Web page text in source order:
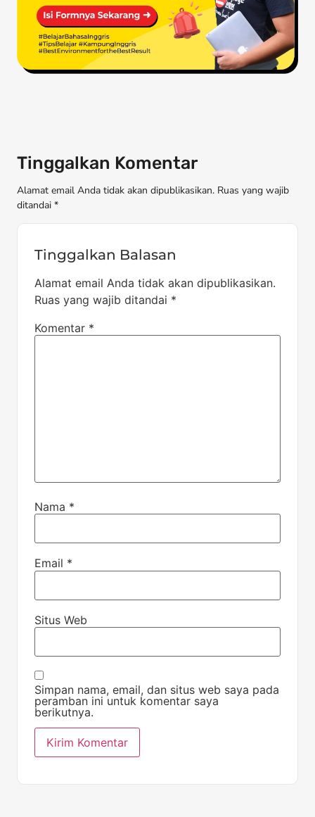
Tinggalkan Komentar
Alamat email Anda tidak akan dipublikasikan. Ruas yang wajib
ditandai *
Tinggalkan Balasan
Alamat email Anda tidak akan dipublikasikan.
Ruas yang wajib ditandai *
Komentar *
Nama *
Email *
Situs Web
Simpan nama, email, dan situs web saya pada
peramban ini untuk komentar saya
berikutnya.